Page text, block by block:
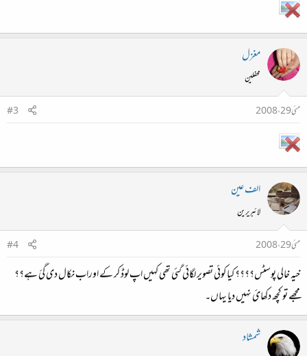
مغزل
محفلین
مئی 29، 2008
#3
الف عین
لائبریرین
مئی 29، 2008
#4
خیہ خالی پوسٹس؟؟؟؟ کیا کوئی تصویر لگائی گئی تھی کہیں اپ لوڈ کر کے اوراب نکال دی گئ ہے؟؟
مجھے تو کچھ دکھائ نہیں دیا یہاں۔
شمشاد